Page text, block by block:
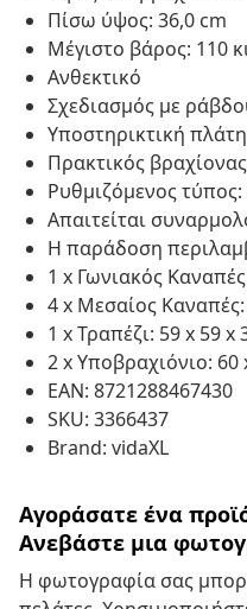
Πίσω ύψος: 36,0 cm
Μέγιστο βάρος: 110
Ανθεκτικό
Σχεδιασμός με
Υποστηρικτική πλάτη
Πρακτικός βραχίονας
Ρυθμιζόμενος
Απαιτείται
Η παράδοση
1 x Γωνιακός
4 x Μεσαίος
1 x Τραπέζι: 59 x 59
2 x Υποβραχιόνιο:
EAN: 8721288467430
SKU: 3366437
Brand: vidaXL
Αγοράσατε ένα
Ανεβάστε μια
Η φωτογραφία σας